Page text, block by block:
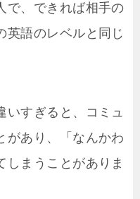
で、できれば相手の
英語のレベルと同じ
いすぎると、コミュ
があり、「なんかわ
まうことがありま